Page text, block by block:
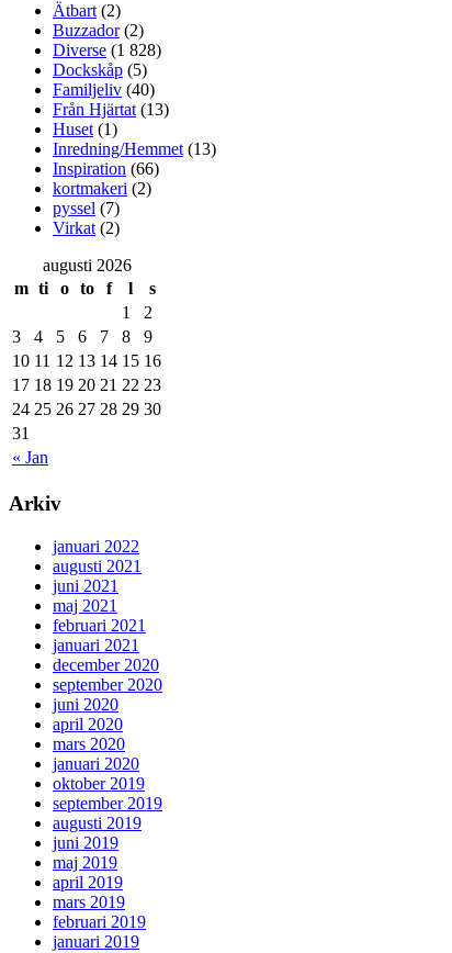
Ätbart (2)
Buzzador(2)
Diverse (1 828)
Dockskåp (5)
Familjeliv (40)
Från Hjärtat (13)
Huset (1)
Inredning/Hemmet (13)
Inspiration (66)
kortmakeri (2)
pyssel (7)
Virkat (2)
augusti 2026
m ti o to f l s
« Jan
1
2
3
4 5 6 7 8
9
10 11 12 13 14 15 16
17 18 19 20 21 22 23
24 25 26 27 28 29 30
31
Arkiv
januari 2022
augusti 2021
juni 2021
maj 2021
februari 2021
januari 2021
december 2020
september 2020
juni 2020
april 2020
mars 2020
januari 2020
oktober 2019
september 2019
augusti 2019
juni 2019
maj 2019
april 2019
mars 2019
februari 2019
januari 2019